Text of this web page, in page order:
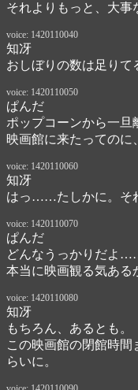
それよりもっと、大事
voice: 1420110040
知冴
おしぼりの数は足りて
voice: 1420110050
ぱんだ
ポップコーンから一
映画館に来たってのに
voice: 1420110060
知冴
はっ……たしかに。そ
voice: 1420110070
ぱんだ
どんなうっかりだよ
本当に映画観る気ある
voice: 1420110080
知冴
もちろん、あるとも。
この映画館の閉館時間
らいに。